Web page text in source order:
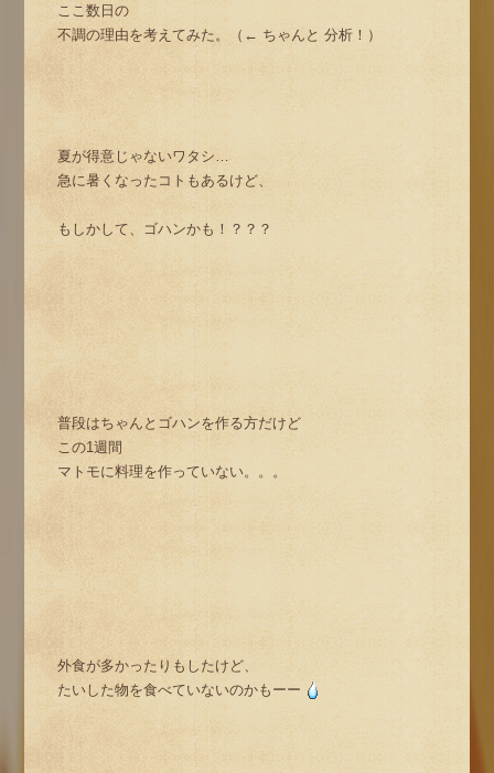
ここ数日の
不調の理由を考えてみた。（← ちゃんと 分析！）
夏が得意じゃないワタシ…
急に暑くなったコトもあるけど、
もしかして、ゴハンかも！？？？
普段はちゃんとゴハンを作る方だけど
この1週間
マトモに料理を作っていない。。。
外食が多かったりもしたけど、
たいした物を食べていないのかもーー